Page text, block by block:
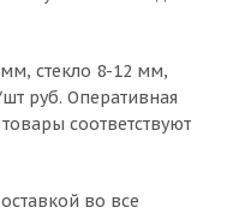
мм, стекло 8-12 мм,
руб. Оперативная
соответствуют
во все